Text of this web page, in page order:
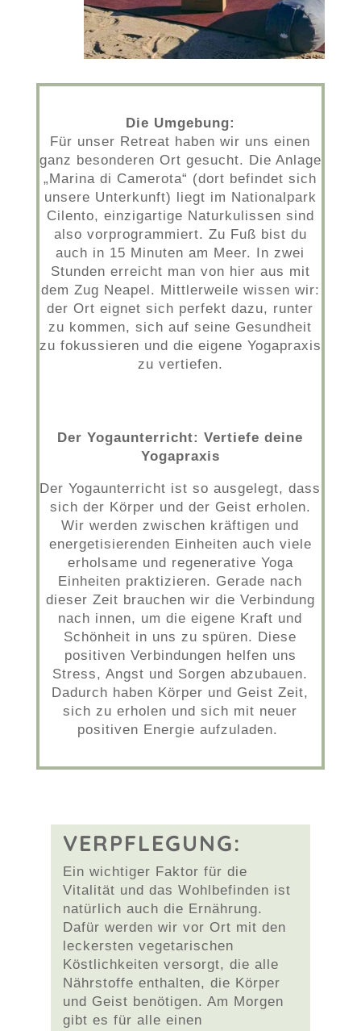
Die Umgebung:
Für unser Retreat haben wir uns einen
ganz besonderen Ort gesucht. Die Anlage
„Marina di Camerota“ (dort befindet sich
unsere Unterkunft) liegt im Nationalpark
Cilento, einzigartige Naturkulissen sind
also vorprogrammiert. Zu Fuß bist du
auch in 15 Minuten am Meer. In zwei
Stunden erreicht man von hier aus mit
dem Zug Neapel. Mittlerweile wissen wir:
der Ort eignet sich perfekt dazu, runter
zu kommen, sich auf seine Gesundheit
zu fokussieren und die eigene Yogapraxis
zu vertiefen.
Der Yogaunterricht: Vertiefe deine
Yogapraxis
Der Yogaunterricht ist so ausgelegt, dass
sich der Körper und der Geist erholen.
Wir werden zwischen kräftigen und
energetisierenden Einheiten auch viele
erholsame und regenerative Yoga
Einheiten praktizieren. Gerade nach
dieser Zeit brauchen wir die Verbindung
nach innen, um die eigene Kraft und
Schönheit in uns zu spüren. Diese
positiven Verbindungen helfen uns
Stress, Angst und Sorgen abzubauen.
Dadurch haben Körper und Geist Zeit,
sich zu erholen und sich mit neuer
positiven Energie aufzuladen.
VERPFLEGUNG:
Ein wichtiger Faktor für die
Vitalität und das Wohlbefinden ist
natürlich auch die Ernährung.
Dafür werden wir vor Ort mit den
leckersten vegetarischen
Köstlichkeiten versorgt, die alle
Nährstoffe enthalten, die Körper
und Geist benötigen. Am Morgen
gibt es für alle einen